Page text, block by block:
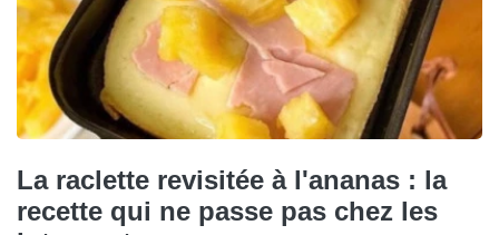
La raclette revisitée à l'ananas : la
recette qui ne passe pas chez les